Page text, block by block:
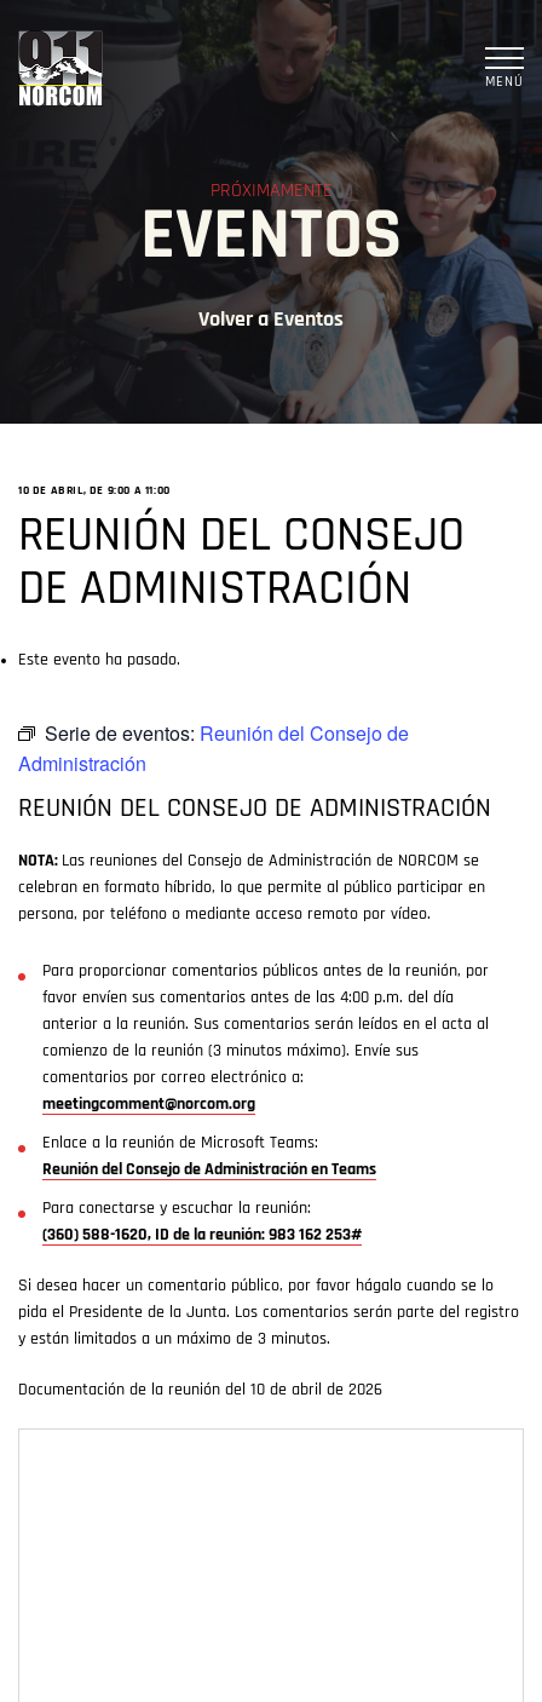
MENÚ
PRÓXIMAMENTE
EVENTOS
Volver a Eventos
10 DE ABRIL, DE 9:00 A 11:00
REUNIÓN DEL CONSEJO
DE ADMINISTRACIÓN
Este evento ha pasado.
Serie de eventos: Reunión del Consejo de
Administración
REUNIÓN DEL CONSEJO DE ADMINISTRACIÓN
NOTA: Las reuniones del Consejo de Administración de NORCOM se
celebran en formato híbrido, lo que permite al público participar en
persona, por teléfono o mediante acceso remoto por vídeo.
Para proporcionar comentarios públicos antes de la reunión, por
favor envíen sus comentarios antes de las 4:00 p.m. del día
anterior a la reunión. Sus comentarios serán leídos en el acta al
comienzo de la reunión (3 minutos máximo). Envíe sus
comentarios por correo electrónico a:
meetingcomment@norcom.org
Enlace a la reunión de Microsoft Teams:
Reunión del Consejo de Administración en Teams
Para conectarse y escuchar la reunión:
(360) 588-1620, ID de la reunión: 983 162 253#
Si desea hacer un comentario público, por favor hágalo cuando se lo
pida el Presidente de la Junta. Los comentarios serán parte del registro
y están limitados a un máximo de 3 minutos.
Documentación de la reunión del 10 de abril de 2026